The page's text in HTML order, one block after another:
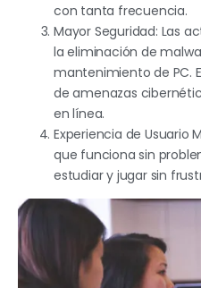
con tanta frecuencia.
Mayor Seguridad: Las
la eliminación de
mantenimiento de PC.
de amenazas
en línea.
Experiencia de Usuario
que funciona sin
estudiar y jugar sin